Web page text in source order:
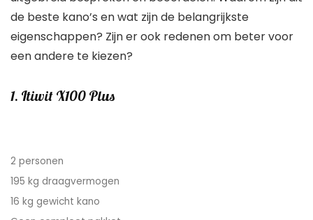
de beste kano’s en wat zijn de belangrijkste
eigenschappen? Zijn er ook redenen om beter voor
een andere te kiezen?
1. Itiwit X100 Plus